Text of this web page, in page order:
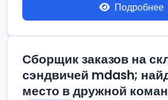
Подробнее
Сборщик заказов на
сэндвичей mdash;
место в дружной